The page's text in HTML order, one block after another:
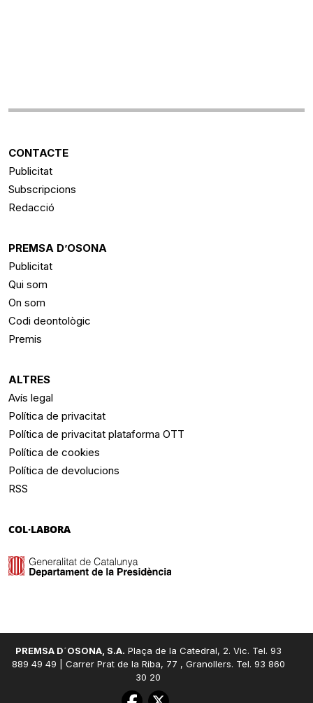
CONTACTE
Publicitat
Subscripcions
Redacció
PREMSA D’OSONA
Publicitat
Qui som
On som
Codi deontològic
Premis
ALTRES
Avís legal
Política de privacitat
Política de privacitat plataforma OTT
Política de cookies
Política de devolucions
RSS
COL·LABORA
PREMSA D´OSONA, S.A. Plaça de la Catedral, 2. Vic. Tel. 93
889 49 49 | Carrer Prat de la Riba, 77 , Granollers. Tel. 93 860
30 20